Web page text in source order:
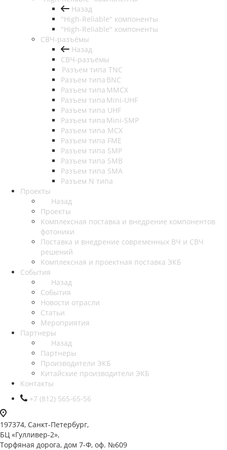
Назад
"High-Reliable" компоненты
"High-Reliable" компоненты
СВЧ-разъёмы
Назад
СВЧ-разъёмы
Разъем типа TNC
Разъем типа BNC
Разъем типа MMCX
Разъем типа Mini-UHF
Разъем типа UHF
Разъем типа Mini-SMP
Разъем типа MCX
Разъем типа FME
Разъем типа SMP
Разъем типа SMB
Разъем типа SMA
Разъем N типа
Проекты
Назад
Проекты
Комплексная поставка и внедрение компонентов
фотоники
Поставка и внедрение современных ВЧ и СВЧ
решений
Комплексная и проектная поставка ЭКБ
События
Назад
События
Новости отрасли
Статьи
Мероприятия
Партнеры
Назад
Партнеры
Производители ЭКБ
Китайские производители ЭКБ
Контакты
+7 (812) 565-65-56
197374, Санкт-Петербург,
БЦ «Гулливер-2»,
Торфяная дорога, дом 7-Ф, оф. №609